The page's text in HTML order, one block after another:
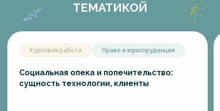
ТЕМАТИКОЙ
Курсовая работа Право и юриспруденция
Социальная опека и попечительство:
сущность технологии, клиенты